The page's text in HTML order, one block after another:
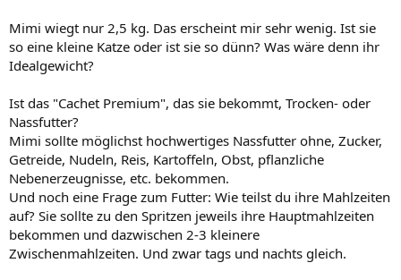
Mimi wiegt nur 2,5 kg. Das erscheint mir sehr wenig. Ist sie
so eine kleine Katze oder ist sie so dünn? Was wäre denn ihr
Idealgewicht?
Ist das "Cachet Premium", das sie bekommt, Trocken- oder
Nassfutter?
Mimi sollte möglichst hochwertiges Nassfutter ohne, Zucker,
Getreide, Nudeln, Reis, Kartoffeln, Obst, pflanzliche
Nebenerzeugnisse, etc. bekommen.
Und noch eine Frage zum Futter: Wie teilst du ihre Mahlzeiten
auf? Sie sollte zu den Spritzen jeweils ihre Hauptmahlzeiten
bekommen und dazwischen 2-3 kleinere
Zwischenmahlzeiten. Und zwar tags und nachts gleich.